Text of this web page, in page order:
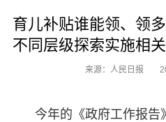
育儿补贴谁能领、领
不同层级探索实施相
来源：人民日报
今年的《政府工作报告